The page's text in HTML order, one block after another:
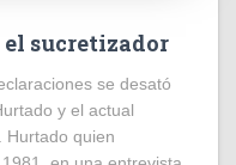
sucretizador
se desató
y el actual
Hurtado quien